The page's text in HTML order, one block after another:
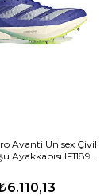
Avanti Unisex Çivili
Ayakkabısı IF1189